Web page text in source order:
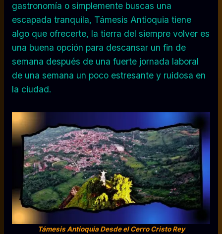
gastronomía o simplemente buscas una
escapada tranquila, Támesis Antioquia tiene
algo que ofrecerte, la tierra del siempre volver es
una buena opción para descansar un fin de
semana después de una fuerte jornada laboral
de una semana un poco estresante y ruidosa en
la ciudad.
Támesis Antioquia Desde el Cerro Cristo Rey